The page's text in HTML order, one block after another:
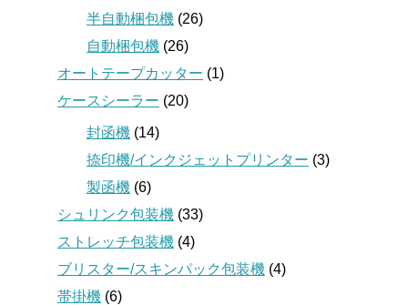
半自動梱包機 (26)
自動梱包機 (26)
オートテープカッター (1)
ケースシーラー (20)
封函機 (14)
捺印機/インクジェットプリンター (3)
製函機 (6)
シュリンク包装機 (33)
ストレッチ包装機 (4)
ブリスター/スキンパック包装機 (4)
帯掛機 (6)